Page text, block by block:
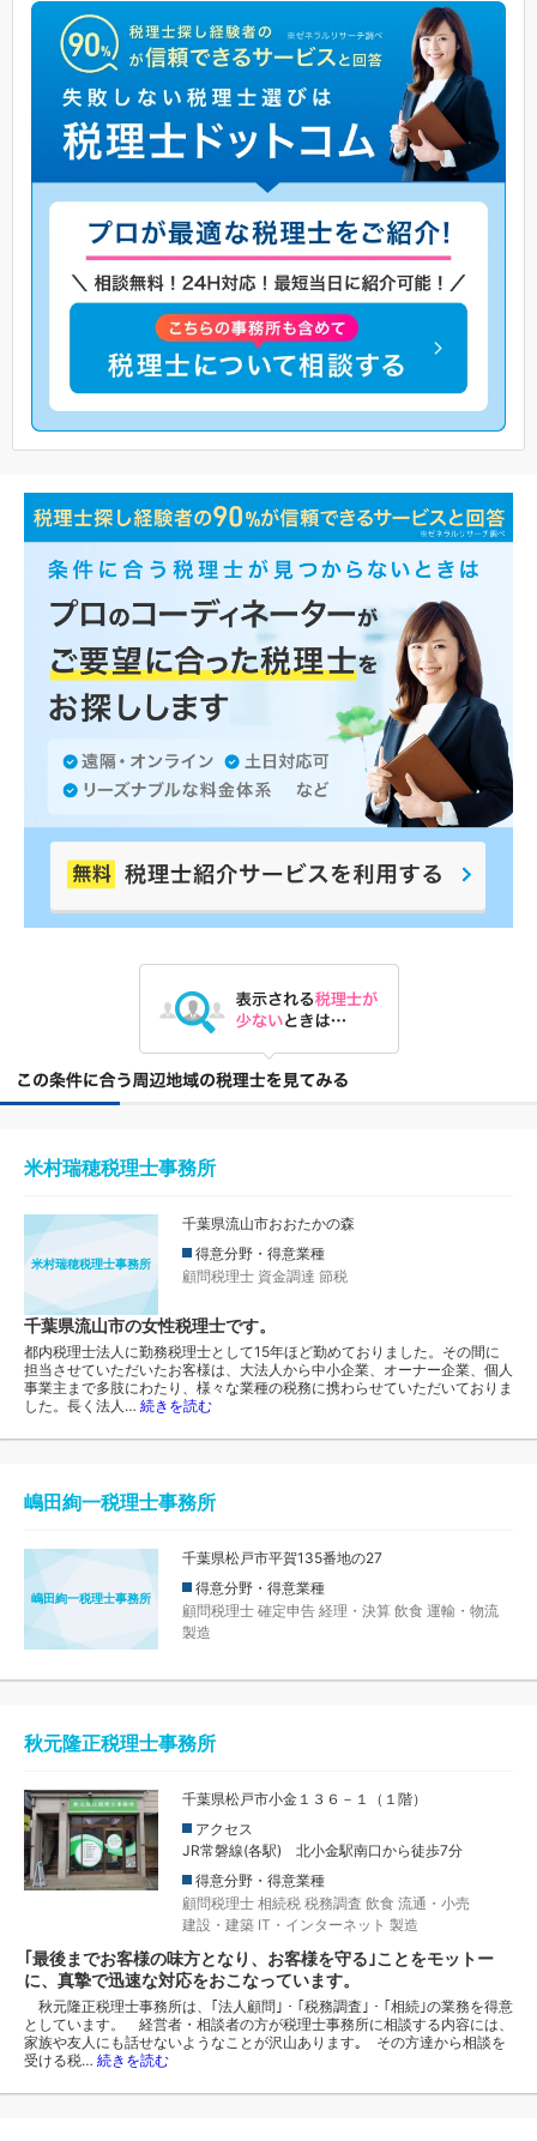
米村瑞穂税理士事務所
米村瑞穂税理士事務所
千葉県流山市おおたかの森
得意分野・得意業種
顧問税理士 資金調達 節税
千葉県流山市の女性税理士です。
都内税理士法人に勤務税理士として15年ほど勤めておりました。その間に
担当させていただいたお客様は、大法人から中小企業、オーナー企業、個人
事業主まで多肢にわたり、様々な業種の税務に携わらせていただいておりま
した。長く法人… 続きを読む
嶋田絢一税理士事務所
嶋田絢一税理士事務所
千葉県松戸市平賀135番地の27
得意分野・得意業種
顧問税理士 確定申告 経理・決算 飲食 運輸・物流
製造
秋元隆正税理士事務所
千葉県松戸市小金１３６－１（１階）
アクセス
JR常磐線(各駅) 北小金駅南口から徒歩7分
得意分野・得意業種
顧問税理士 相続税 税務調査 飲食 流通・小売
建設・建築 IT・インターネット 製造
｢最後までお客様の味方となり、お客様を守る｣ことをモットー
に、真摯で迅速な対応をおこなっています。
秋元隆正税理士事務所は、｢法人顧問｣・｢税務調査｣・｢相続｣の業務を得意
としています。 経営者・相談者の方が税理士事務所に相談する内容には、
家族や友人にも話せないようなことが沢山あります｡ その方達から相談を
受ける税… 続きを読む